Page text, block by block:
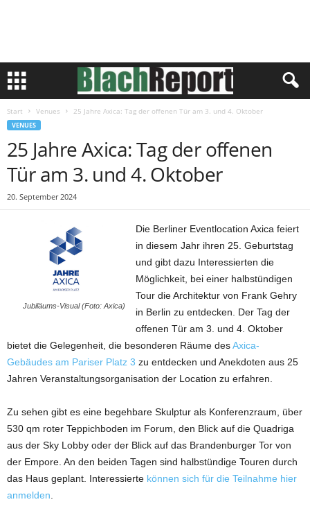
Start Venues 25 Jahre Axica: Tag der offenen Tür am 3. und 4. Oktober
VENUES
25 Jahre Axica: Tag der offenen
Tür am 3. und 4. Oktober
20. September 2024
Jubiläums-Visual (Foto: Axica)
Die Berliner Eventlocation Axica feiert
in diesem Jahr ihren 25. Geburtstag
und gibt dazu Interessierten die
Möglichkeit, bei einer halbstündigen
Tour die Architektur von Frank Gehry
in Berlin zu entdecken. Der Tag der
offenen Tür am 3. und 4. Oktober
bietet die Gelegenheit, die besonderen Räume desAxica-
Gebäudes am Pariser Platz 3 zu entdecken und Anekdoten aus 25
Jahren Veranstaltungsorganisation der Location zu erfahren.
Zu sehen gibt es eine begehbare Skulptur als Konferenzraum, über
530 qm roter Teppichboden im Forum, den Blick auf die Quadriga
aus der Sky Lobby oder der Blick auf das Brandenburger Tor von
der Empore. An den beiden Tagen sind halbstündige Touren durch
das Haus geplant. Interessierte können sich für die Teilnahme hier
anmelden